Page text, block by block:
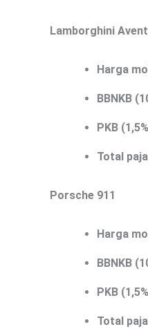
Lamborghini
Harga
BBNKB
PKB
Total
Porsche 911
Harga
BBNKB
PKB
Total